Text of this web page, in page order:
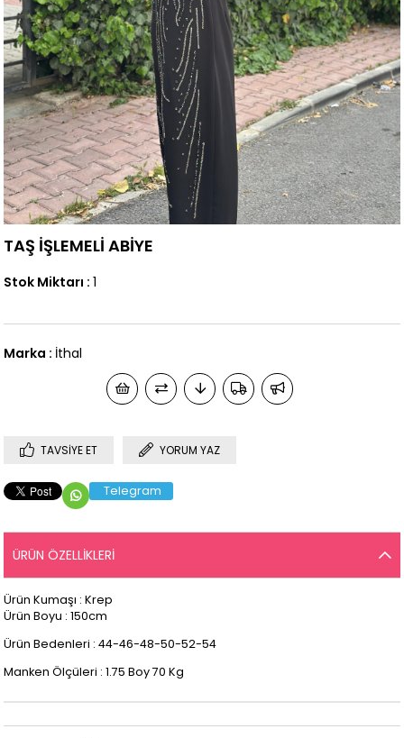
TAŞ İŞLEMELİ ABİYE
Stok Miktarı : 1
Marka : İthal
TAVSIYE ET YORUM YAZ
Telegram
ÜRÜN ÖZELLIKLERI
Ürün Kumaşı : Krep
Ürün Boyu : 150cm
Ürün Bedenleri : 44-46-48-50-52-54
Manken Ölçüleri : 1.75 Boy 70 Kg